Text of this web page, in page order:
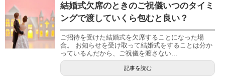
結婚式欠席のときのご祝儀いつのタイミ
ングで渡していくら包むと良い？
ご招待を受けた結婚式を欠席することになった場
合。 お知らせを受け取って結婚式をすることは分か
っているんだから、ご祝儀を渡さない...
記事を読む